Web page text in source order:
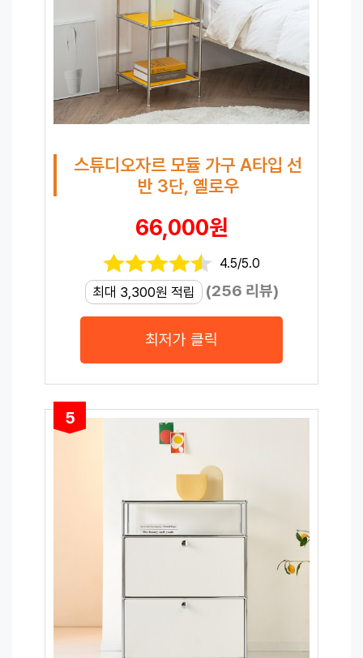
스튜디오자르 모듈 가구 A타입 선
반 3단, 옐로우
66,000원
4.5/5.0
최대 3,300원 적립 (256 리뷰)
최저가 클릭
5